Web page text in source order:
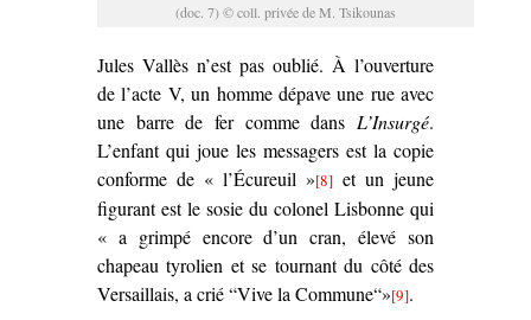
(doc. 7) © coll. privée de M. Tsikounas
Jules Vallès n’est pas oublié. À l’ouverture
de l’acte V, un homme dépave une rue avec
une barre de fer comme dans L’Insurgé.
L’enfant qui joue les messagers est la copie
conforme de « l’Écureuil »[8] et un jeune
figurant est le sosie du colonel Lisbonne qui
« a grimpé encore d’un cran, élevé son
chapeau tyrolien et se tournant du côté des
Versaillais, a crié “Vive la Commune“»[9].